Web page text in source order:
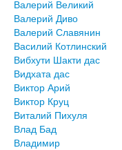
Валерий Великий
Валерий Диво
Валерий Славянин
Василий Котлинский
Вибхути Шакти дас
Видхата дас
Виктор Арий
Виктор Круц
Виталий Пихуля
Влад Бад
Владимир